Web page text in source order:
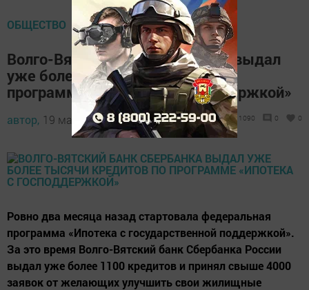
ОБЩЕСТВО
Волго-Вятский банк Сбербанка выдал
уже более тысячи кредитов по
программе «Ипотека с господдержкой»
автор, 19 мая 2015 - 11:53 1090 0 0
Ровно два месяца назад стартовала федеральная
программа «Ипотека с государственной поддержкой».
За это время Волго-Вятский банк Сбербанка России
выдал уже более 1100 кредитов и принял свыше 4000
заявок от желающих улучшить свои жилищные